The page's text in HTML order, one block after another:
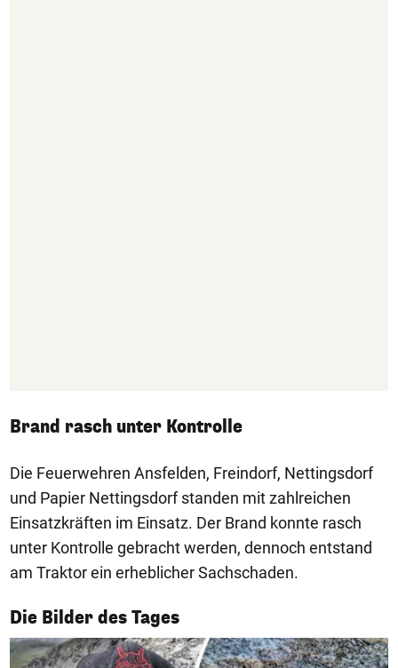
Brand rasch unter Kontrolle
Die Feuerwehren Ansfelden, Freindorf, Nettingsdorf
und Papier Nettingsdorf standen mit zahlreichen
Einsatzkräften im Einsatz. Der Brand konnte rasch
unter Kontrolle gebracht werden, dennoch entstand
am Traktor ein erheblicher Sachschaden.
Die Bilder des Tages
1/50